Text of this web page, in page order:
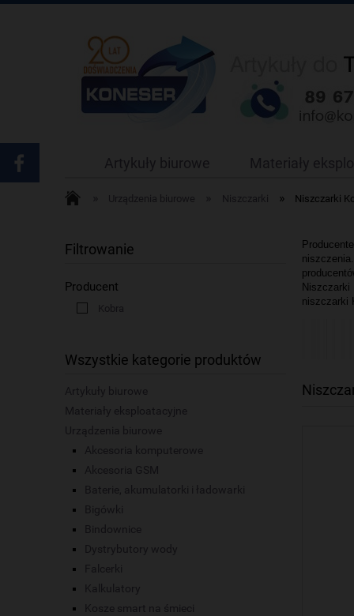
Artykuły biurowe Materiały
Urządzenia biurowe Niszczarki » Niszczarki
Filtrowanie
Producent
Kobra
Wszystkie kategorie produktów
Artykuły biurowe
Materiały eksploatacyjne
Urządzenia biurowe
Akcesoria komputerowe
Akcesoria GSM
Baterie, akumulatorki i ładowarki
Bigówki
Bindownice
Dystrybutory wody
Falcerki
Kalkulatory
Kosze smart na śmieci
niszczarki